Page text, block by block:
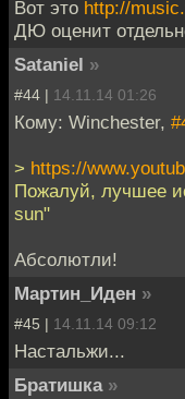
Вот это http://
ДЮ оценит
Sataniel »
#44 | 14.11.14 01:26
Кому: Winchester,
> https://
Пожалуй, лучшее
sun"
Абсолютли!
Мартин_Иден »
#45 | 14.11.14 09:12
Настальжи...
Братишка »